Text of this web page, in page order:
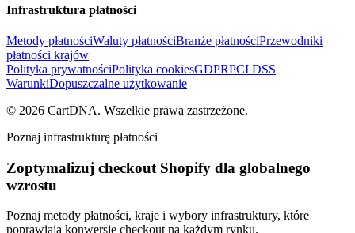
Infrastruktura płatności
Metody płatnościWaluty płatnościBranże płatnościPrzewodniki
płatności krajów
Polityka prywatnościPolityka cookiesGDPRPCI DSS
WarunkiDopuszczalne użytkowanie
© 2026 CartDNA. Wszelkie prawa zastrzeżone.
Poznaj infrastrukturę płatności
Zoptymalizuj checkout Shopify dla globalnego
wzrostu
Poznaj metody płatności, kraje i wybory infrastruktury, które
poprawiają konwersję checkout na każdym rynku.